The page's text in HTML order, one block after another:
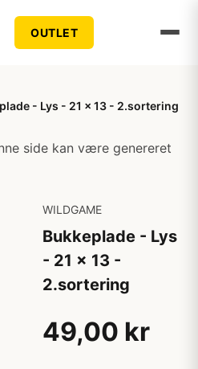
OUTLET
- Lys - 21 x 13 - 2.sortering
side kan være genereret
WILDGAME
Bukkeplade - Lys
- 21 x 13 -
2.sortering
49,00 kr